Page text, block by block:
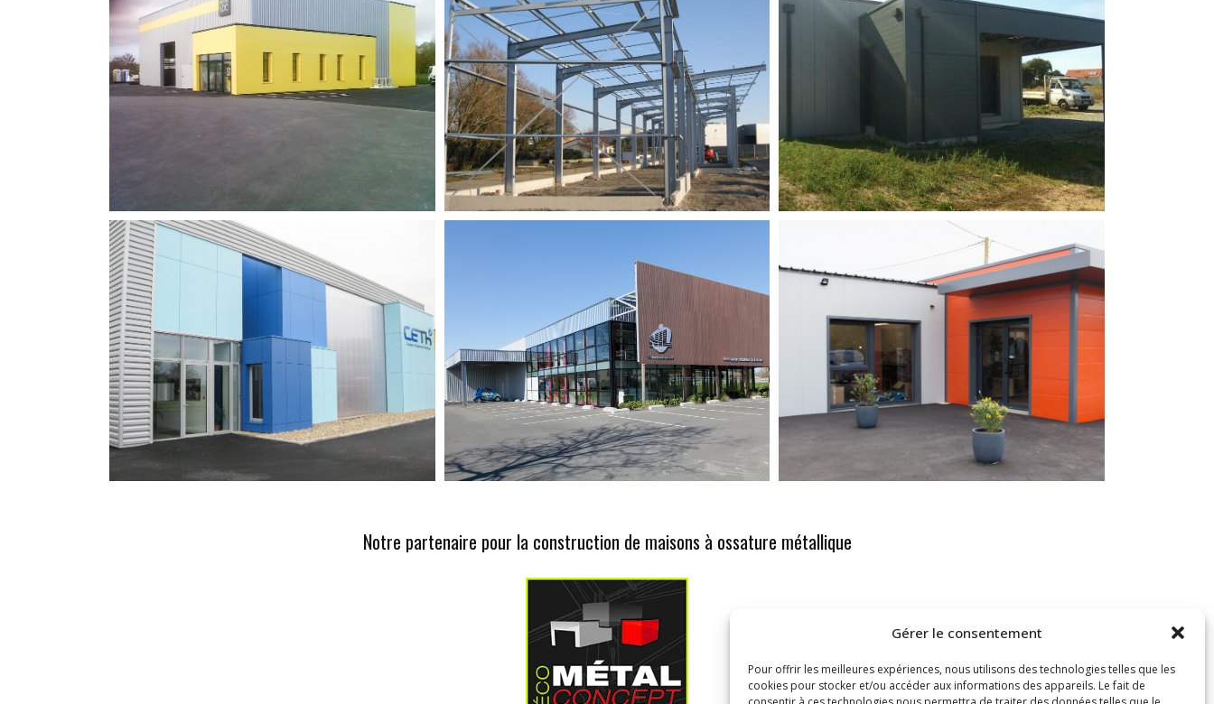
Gérer le consentement
Pour offrir les meilleures expériences, nous utilisons des technologies telles que les
cookies pour stocker et/ou accéder aux informations des appareils. Le fait de
Notre partenaire pour la construction de maisons à ossature métallique